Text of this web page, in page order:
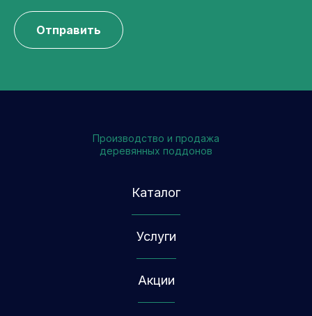
Отправить
Производство и продажа
деревянных поддонов
Каталог
Услуги
Акции